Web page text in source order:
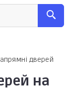
дверей
на